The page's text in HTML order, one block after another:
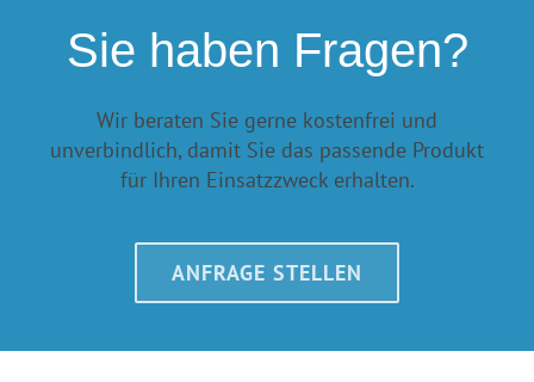
Sie haben Fragen?
Wir beraten Sie gerne kostenfrei und
unverbindlich, damit Sie das passende Produkt
für Ihren Einsatzzweck erhalten.
ANFRAGE STELLEN